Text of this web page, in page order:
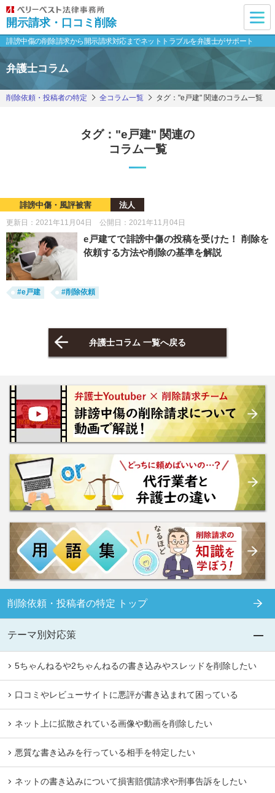
開示請求・口コミ削除
誹謗中傷の削除請求から開示請求対応までネットトラブルを弁護士がサポート
弁護士コラム
削除依頼・投稿者の特定 全コラム一覧 タグ："e戸建" 関連のコラム一覧
タグ："e戸建" 関連の
コラム一覧
誹謗中傷・風評被害 法人
更新日：2021年11月04日 公開日：2021年11月04日
e戸建てで誹謗中傷の投稿を受けた！ 削除を
依頼する方法や削除の基準を解説
#e戸建 #削除依頼
弁護士コラム 一覧へ戻る
削除依頼・投稿者の特定 トップ
テーマ別対応策
5ちゃんねるや2ちゃんねるの書き込みやスレッドを削除したい
口コミやレビューサイトに悪評が書き込まれて困っている
ネット上に拡散されている画像や動画を削除したい
悪質な書き込みを行っている相手を特定したい
ネットの書き込みについて損害賠償請求や刑事告訴をしたい